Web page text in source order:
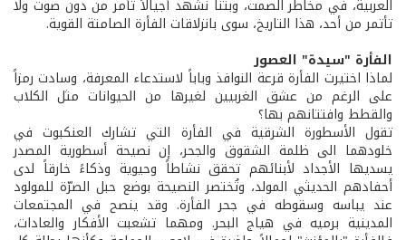
العربية، في مخاطر الصمت، وبتنا نشهد أجيالاً تأمر من دون صوت ولا
تأتمر من أحد، هذا التاريخ، سوى بانزلاقات الفأرة الصامتة القوية.
الفأرة "سيدة" العصور
لماذا اختيرت الفأرة قرعة النوافذ وباباً لاستدعاء المعرفة، وسادت رمزاً
على الرغم من عشق الغربيين لغيرها من الحيوانات مثل الكلاب
والقطط وافتتانهم بها؟
تقول الأسطورة الشرقية في الفأرة التي تشارك العنكبوت في
خلودهما الى ظلمة الشقوق والجحر، إن نصيحة أسطورية المصدر
يسديها الأجداد لأبنائهم تحقق نشاطاً وحيوية وذكاءً خارقاً لدى
أحفادهم الحديثي المولد، وتُختصر النصيحة بوضع حبل الصرّة للمولود
عند يباسه وسقوطه في جحر الفأرة. وقد ينصح في المجتمعات
المدينية برميه في هياج البحر. ومهما تشعبت الأفكار والعادات،